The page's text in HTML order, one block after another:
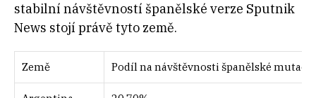
stabilní návštěvností španělské verze Sputnik
News stojí právě tyto země.
Země Podíl na návštěvnosti španělské mutace